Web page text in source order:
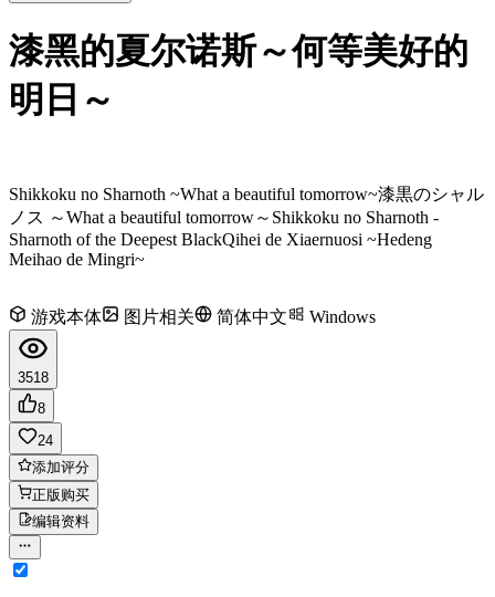
漆黑的夏尔诺斯～何等美好的
明日～
Shikkoku no Sharnoth ~What a beautiful tomorrow~漆黒のシャル
ノス ～What a beautiful tomorrow～ Shikkoku no Sharnoth -
Sharnoth of the Deepest BlackQihei de Xiaernuosi ~Hedeng
Meihao de Mingri~
游戏本体 图片相关 简体中文 Windows
3518
8
24
添加评分
正版购买
编辑资料